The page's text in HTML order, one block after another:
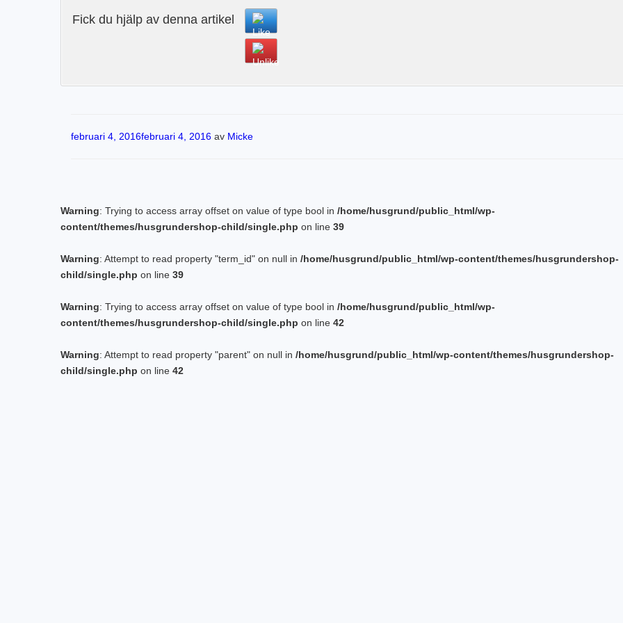
Fick du hjälp av denna artikel
Publicerat
februari 4, 2016februari 4, 2016 av Micke
Warning: Trying to access array offset on value of type bool in /home/husgrund/public_html/wp-
content/themes/husgrundershop-child/single.php on line 39
Warning: Attempt to read property "term_id" on null in /home/husgrund/public_html/wp-content/themes/husgrundershop-
child/single.php on line 39
Warning: Trying to access array offset on value of type bool in /home/husgrund/public_html/wp-
content/themes/husgrundershop-child/single.php on line 42
Warning: Attempt to read property "parent" on null in /home/husgrund/public_html/wp-content/themes/husgrundershop-
child/single.php on line 42